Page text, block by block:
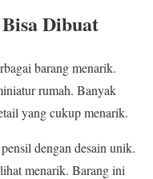
Dibuat
barang menarik.
rumah. Banyak
yang cukup menarik.
dengan desain unik.
menarik. Barang ini